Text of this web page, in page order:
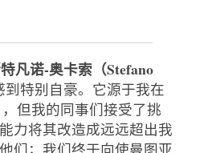
凡诺-奥卡索（Stefano
到特别自豪。它源于我在
但我的同事们接受了挑
力将其改造成远远超出我
们；我们终于向使曼图亚